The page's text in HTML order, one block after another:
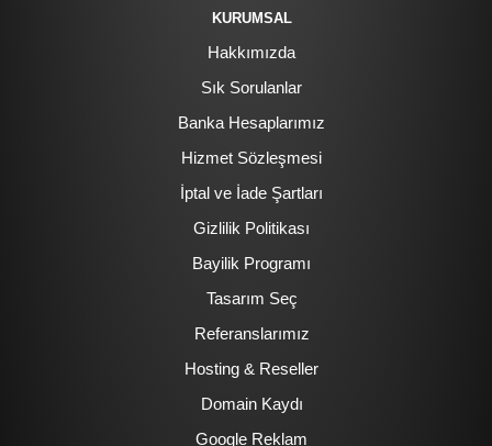
KURUMSAL
Hakkımızda
Sık Sorulanlar
Banka Hesaplarımız
Hizmet Sözleşmesi
İptal ve İade Şartları
Gizlilik Politikası
Bayilik Programı
Tasarım Seç
Referanslarımız
Hosting & Reseller
Domain Kaydı
Google Reklam